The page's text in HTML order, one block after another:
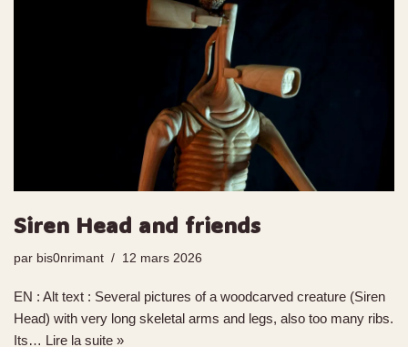
Siren Head and friends
par bis0nrimant 12 mars 2026
EN : Alt text : Several pictures of a woodcarved creature (Siren
Head) with very long skeletal arms and legs, also too many ribs.
Its… Lire la suite »